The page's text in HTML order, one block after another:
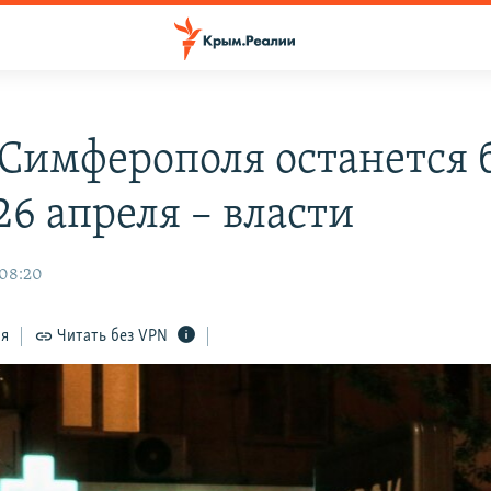
останется
апреля – власти
Читать без VPN